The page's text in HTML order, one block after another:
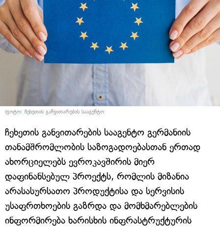
ფოტო: ჩეხეთის განვითარების სააგენტო
ჩეხეთის განვითარების სააგენტო გერმანიის
თანამშრომლობის საზოგადოებასთან ერთად
ახორციელებს ევროკავშირის მიერ
დაფინანსებულ პროექტს, რომლის მიზანია
არასასურსათო პროდუქტისა და სერვისის
უსაფრთხოების გაზრდა და მომხმარებლების
ინფორმირება ხარისხის ინფრასტრუქტურის